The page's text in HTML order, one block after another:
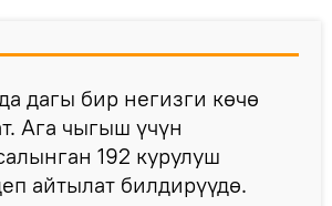
дагы бир негизги көчө
Ага чыгыш үчүн
192 курулуш
айтылат билдирүүдө.